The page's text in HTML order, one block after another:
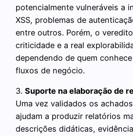
potencialmente vulneráveis a
XSS, problemas de
entre outros. Porém, o
criticidade e a real
dependendo de quem
fluxos de negócio.
3. Suporte na elaboração de
Uma vez validados os
ajudam a produzir relatórios
descrições didáticas,